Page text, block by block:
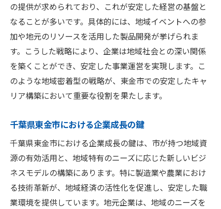
東金市における求職者支援制度の活用法
地域イベントを通じたネットワーキングの
重要性
公共事業が支える東金市の安定した職業環境の
魅力
公共事業の推進がもたらす安定雇用
公共セクターでのキャリア構築のメリット
東金市の公共プロジェクトと雇用創出
公共事業に参加するための資格と条件
住民の生活を支えるインフラ事業の役割
持続可能なキャリアを築く地域特性を活かした
東金市の選択肢
の提供が求められており、これが安定した経営の基盤と
なることが多いです。具体的には、地域イベントへの参
加や地元のリソースを活用した製品開発が挙げられま
す。こうした戦略により、企業は地域社会との深い関係
を築くことができ、安定した事業運営を実現します。こ
のような地域密着型の戦略が、東金市での安定したキャ
リア構築において重要な役割を果たします。
千葉県東金市における企業成長の鍵
千葉県東金市における企業成長の鍵は、市が持つ地域資
源の有効活用と、地域特有のニーズに応じた新しいビジ
ネスモデルの構築にあります。特に製造業や農業におけ
る技術革新が、地域経済の活性化を促進し、安定した職
業環境を提供しています。地元企業は、地域のニーズを